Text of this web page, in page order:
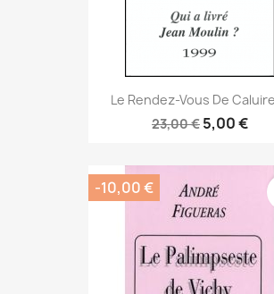
Le Rendez-Vous De
23,00 € 5,00 €
-10,00 €